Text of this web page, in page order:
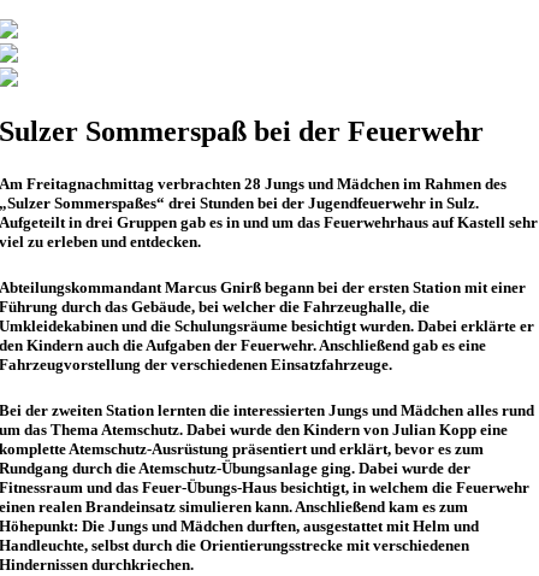
Sulzer Sommerspaß bei der Feuerwehr
Am Freitagnachmittag verbrachten 28 Jungs und Mädchen im Rahmen des
„Sulzer Sommerspaßes“ drei Stunden bei der Jugendfeuerwehr in Sulz.
Aufgeteilt in drei Gruppen gab es in und um das Feuerwehrhaus auf Kastell sehr
viel zu erleben und entdecken.
Abteilungskommandant Marcus Gnirß begann bei der ersten Station mit einer
Führung durch das Gebäude, bei welcher die Fahrzeughalle, die
Umkleidekabinen und die Schulungsräume besichtigt wurden. Dabei erklärte er
den Kindern auch die Aufgaben der Feuerwehr. Anschließend gab es eine
Fahrzeugvorstellung der verschiedenen Einsatzfahrzeuge.
Bei der zweiten Station lernten die interessierten Jungs und Mädchen alles rund
um das Thema Atemschutz. Dabei wurde den Kindern von Julian Kopp eine
komplette Atemschutz-Ausrüstung präsentiert und erklärt, bevor es zum
Rundgang durch die Atemschutz-Übungsanlage ging. Dabei wurde der
Fitnessraum und das Feuer-Übungs-Haus besichtigt, in welchem die Feuerwehr
einen realen Brandeinsatz simulieren kann. Anschließend kam es zum
Höhepunkt: Die Jungs und Mädchen durften, ausgestattet mit Helm und
Handleuchte, selbst durch die Orientierungsstrecke mit verschiedenen
Hindernissen durchkriechen.